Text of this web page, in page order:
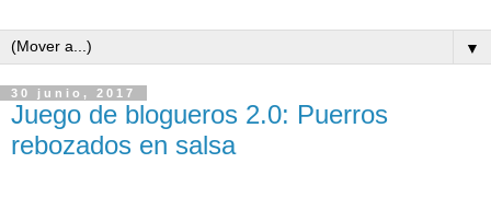
▼
30 junio, 2017
Juego de blogueros 2.0: Puerros
rebozados en salsa